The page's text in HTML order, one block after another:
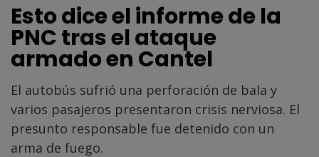
Esto dice el informe de la
PNC tras el ataque
armado en Cantel
El autobús sufrió una perforación de bala y
varios pasajeros presentaron crisis nerviosa. El
presunto responsable fue detenido con un
arma de fuego.